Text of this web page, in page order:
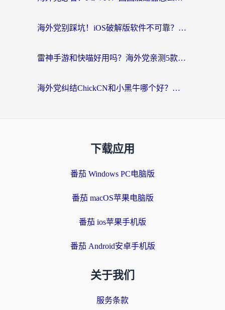
海外党别踩坑！iOS破解版软件不可靠？教你选对回国加速器无缝看国内资源
雷神手游和快喵好用吗？海外党亲测5款回国加速器，附斧牛Bling对比+微信视频号解决办法
海外党纠结ChickCN和小黑牛哪个好？一篇帮你选对回国加速器的实用指南
下载应用
番茄 Windows PC电脑版
番茄 macOS苹果电脑版
番茄 ios苹果手机版
番茄 Android安卓手机版
关于我们
服务条款